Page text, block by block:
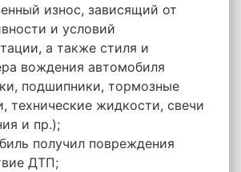
износ, зависящий от
и условий
а также стиля и
вождения автомобиля
подшипники, тормозные
технические жидкости, свечи
и пр.);
получил повреждения
ДТП;